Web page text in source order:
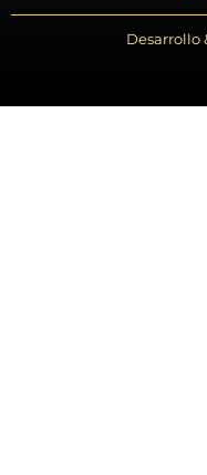
Desarrollo